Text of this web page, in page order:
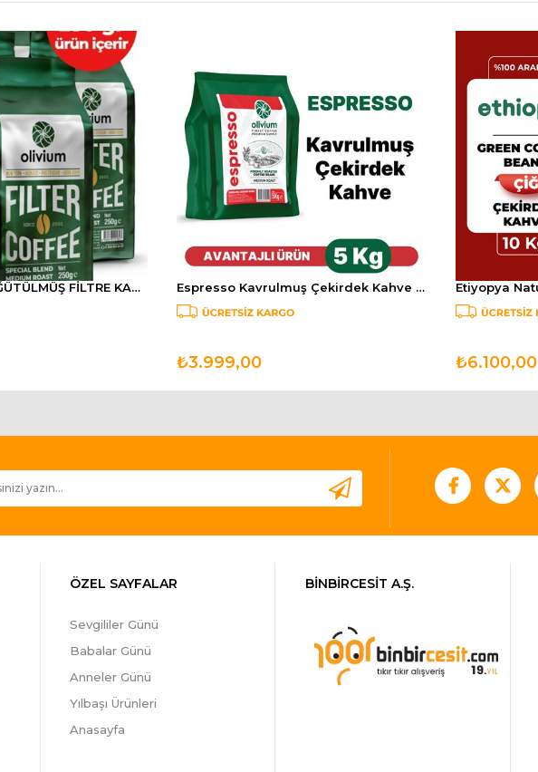
OLİVİUM 1 KG ÖĞÜTÜLMÜŞ FİLTRE KAHVE (4 ADET 250 GRAMLIK ÜRÜN İÇERİR) Espresso Kavrulmuş Çekirdek Kahve - 5 Kg
₺3.999,00 ₺6.100,00
ÖZEL SAYFALAR
Sevgililer Günü
Babalar Günü
Anneler Günü
Yılbaşı Ürünleri
Anasayfa
BİNBİRCESİT A.Ş.